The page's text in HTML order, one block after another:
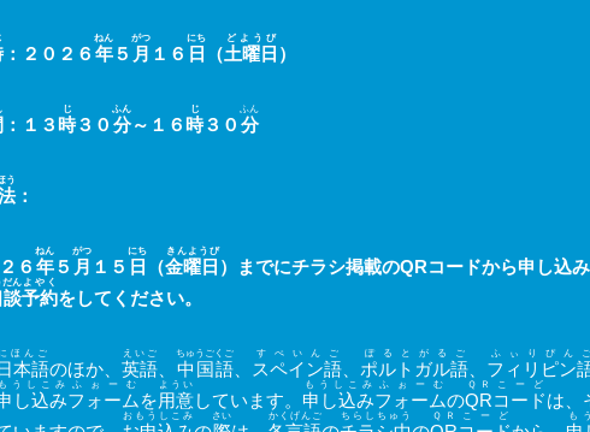
：２０２６ 年
ねん
５ 月
がつ
１６ 日
にち
（土曜日
どようび
）
：１３ 時
じ
３０ 分
ふん
～１６ 時
じ
３０ 分
ふん
う
：
６ 年
ねん
５ 月
がつ
１５ 日
にち
（金曜日
きんようび
）までにチラシ掲載のQRコードから申し込
だん
予約
よやく
をしてください。
本語
ほんご
のほか、 英語
えいご
中国語
ちゅうごくご
スペイン語
すぺいんご
ポルトガル語
ぽるとがるご
フィリピン
ふぃりぴんご
し込み
もうしこみ
フォーム
ふぉーむ
を用意
ようい
しています。 申し込み
もうしこみ
フォーム
ふぉーむ
のQR
ＱＲ
コード
こーど
は、
おもうしこみ さい かくげんご ちらしちゅう ＱＲ こーど も